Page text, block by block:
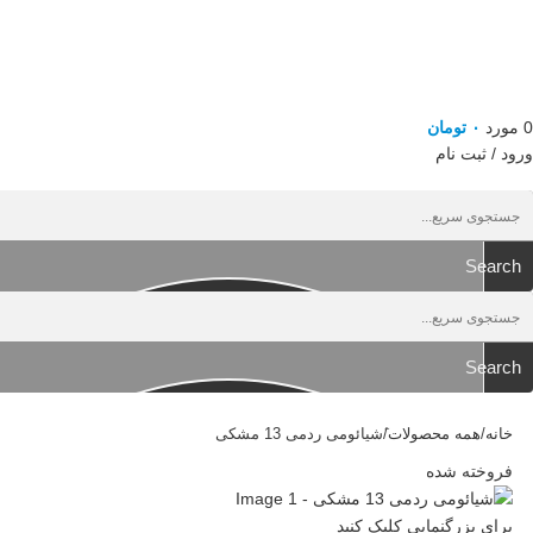
0 مورد ۰ تومان
ورود / ثبت نام
Search
Search
خانه همه محصولات َشیائومی ردمی 13 مشکی
فروخته شده
برای بزرگنمایی کلیک کنید